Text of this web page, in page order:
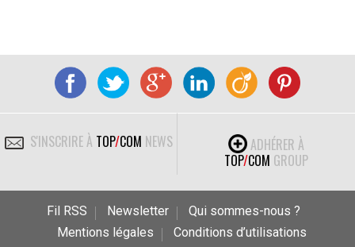
S'INSCRIRE À TOP/COM NEWS
ADHÉRER À
TOP/COM GROUP
Fil RSS Newsletter
Qui sommes-nous ?
Mentions légales
Conditions d’utilisations